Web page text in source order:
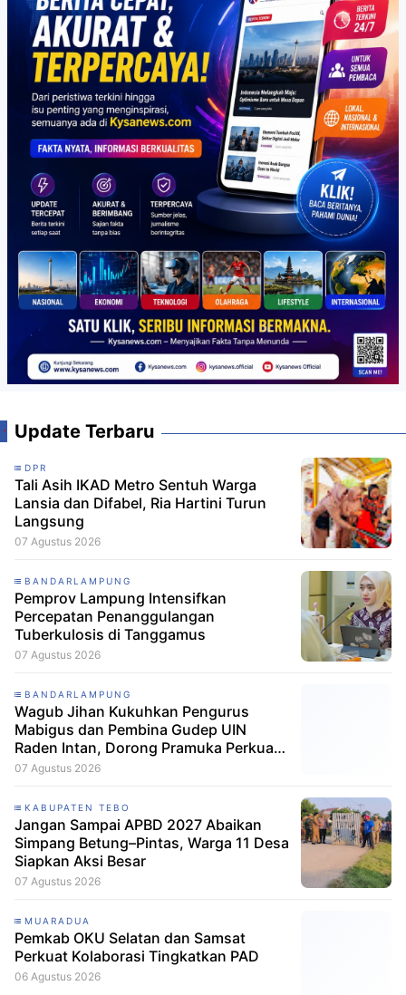
Update Terbaru
DPR
Tali Asih IKAD Metro Sentuh Warga
Lansia dan Difabel, Ria Hartini Turun
Langsung
07 Agustus 2026
BANDARLAMPUNG
Pemprov Lampung Intensifkan
Percepatan Penanggulangan
Tuberkulosis di Tanggamus
07 Agustus 2026
BANDARLAMPUNG
Wagub Jihan Kukuhkan Pengurus
Mabigus dan Pembina Gudep UIN
Raden Intan, Dorong Pramuka Perkuat
Karakter Generasi Muda
07 Agustus 2026
KABUPATEN TEBO
Jangan Sampai APBD 2027 Abaikan
Simpang Betung–Pintas, Warga 11 Desa
Siapkan Aksi Besar
07 Agustus 2026
MUARADUA
Pemkab OKU Selatan dan Samsat
Perkuat Kolaborasi Tingkatkan PAD
06 Agustus 2026